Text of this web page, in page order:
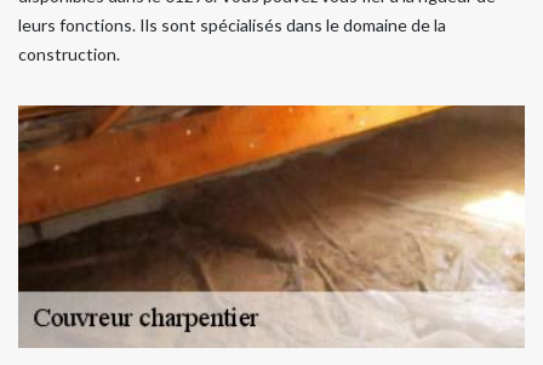
leurs fonctions. Ils sont spécialisés dans le domaine de la
construction.